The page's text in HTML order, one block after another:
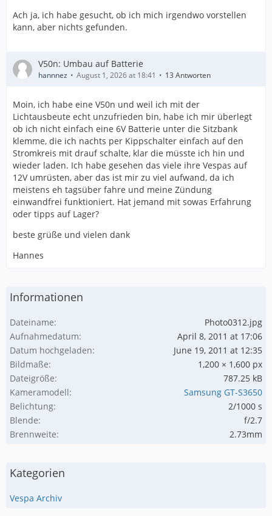
Ach ja, ich habe gesucht, ob ich mich irgendwo vorstellen
kann, aber nichts gefunden.
V50n: Umbau auf Batterie
hannnez August 1, 2026 at 18:41 13 Antworten
Moin, ich habe eine V50n und weil ich mit der
Lichtausbeute echt unzufrieden bin, habe ich mir überlegt
ob ich nicht einfach eine 6V Batterie unter die Sitzbank
klemme, die ich nachts per Kippschalter einfach auf den
Stromkreis mit drauf schalte, klar die müsste ich hin und
wieder laden. Ich habe gesehen das viele ihre Vespas auf
12V umrüsten, aber das ist mir zu viel aufwand, da ich
meistens eh tagsüber fahre und meine Zündung
einwandfrei funktioniert. Hat jemand mit sowas Erfahrung
oder tipps auf Lager?
beste grüße und vielen dank
Hannes
Informationen
Dateiname
Photo0312.jpg
Aufnahmedatum
April 8, 2011 at 17:06
Datum hochgeladen
June 19, 2011 at 12:35
Bildmaße
1,200 × 1,600 px
Dateigröße
787.25 kB
Kameramodell
Samsung GT-S3650
Belichtung
2/1000 s
Blende
f/2.7
Brennweite
2.73mm
Kategorien
Vespa Archiv